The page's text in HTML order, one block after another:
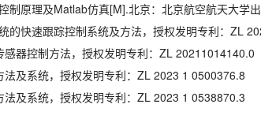
制原理及Matlab仿真[M].北京：北京航空航天大学出
的快速跟踪控制系统及方法，授权发明专利：ZL
器控制方法，授权发明专利：ZL 20211014140.0
法及系统，授权发明专利：ZL 2023 1 0500376.8
法及系统，授权发明专利：ZL 2023 1 0538870.3